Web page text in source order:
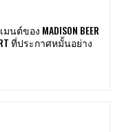
ต์ของ MADISON BEER
ที่ประกาศหมั้นอย่าง